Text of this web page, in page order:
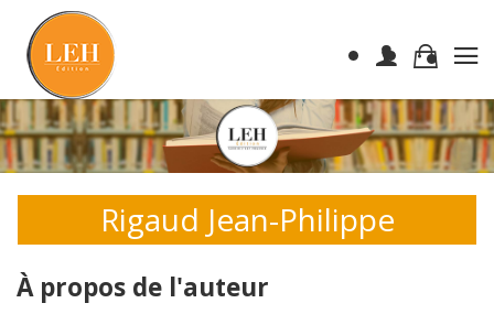
Rigaud Jean-Philippe
À propos de l'auteur